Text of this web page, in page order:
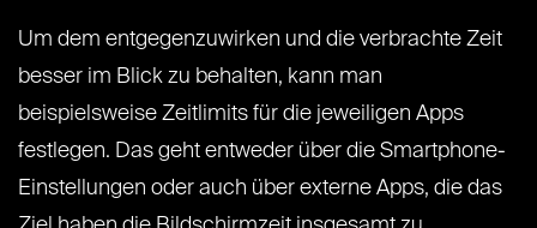
Um dem entgegenzuwirken und die verbrachte Zeit
besser im Blick zu behalten, kann man
beispielsweise Zeitlimits für die jeweiligen Apps
festlegen. Das geht entweder über die Smartphone-
Einstellungen oder auch über externe Apps, die das